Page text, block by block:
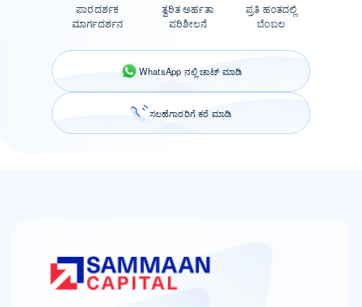
ಪಾರದರ್ಶಕ
ಮಾರ್ಗದರ್ಶನ
ತ್ವರಿತ ಅರ್ಹತಾ
ಪರಿಶೀಲನೆ
ಪ್ರತಿ ಹಂತದಲ್ಲಿ
ಬೆಂಬಲ
WhatsApp ನಲ್ಲಿ ಚಾಟ್ ಮಾಡಿ
ಸಲಹೆಗಾರರಿಗೆ ಕರೆ ಮಾಡಿ